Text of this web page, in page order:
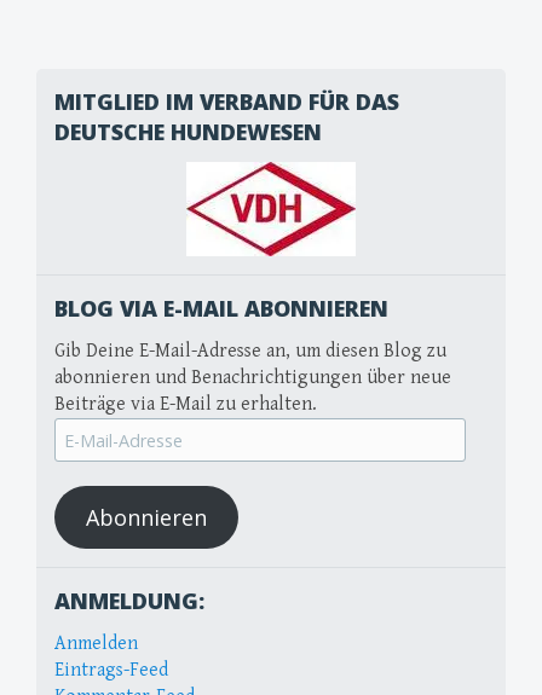
MITGLIED IM VERBAND FÜR DAS
DEUTSCHE HUNDEWESEN
BLOG VIA E-MAIL ABONNIEREN
Gib Deine E-Mail-Adresse an, um diesen Blog zu
abonnieren und Benachrichtigungen über neue
Beiträge via E-Mail zu erhalten.
E-
Mail-
Adresse
Abonnieren
ANMELDUNG:
Anmelden
Eintrags-Feed